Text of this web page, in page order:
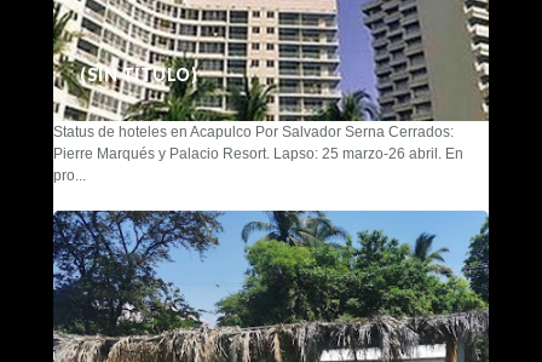
(SIN TÍTULO)
Status de hoteles en Acapulco Por Salvador Serna Cerrados:
Pierre Marqués y Palacio Resort. Lapso: 25 marzo-26 abril. En
pro...